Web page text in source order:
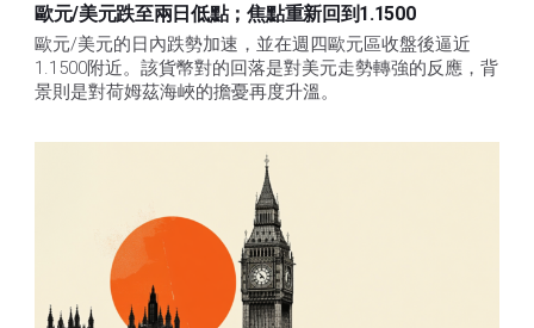
歐元/美元跌至兩日低點；焦點重新回到1.1500
歐元/美元的日內跌勢加速，並在週四歐元區收盤後逼近
1.1500附近。該貨幣對的回落是對美元走勢轉強的反應，背
景則是對荷姆茲海峽的擔憂再度升溫。